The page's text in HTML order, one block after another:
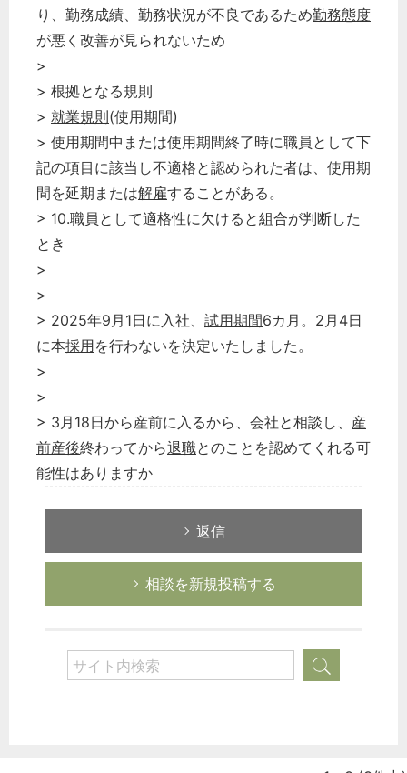
り、勤務成績、勤務状況が不良であるため勤務態度
が悪く改善が見られないため
>
> 根拠となる規則
> 就業規則(使用期間)
> 使用期間中または使用期間終了時に職員として下
記の項目に該当し不適格と認められた者は、使用期
間を延期または解雇することがある。
> 10.職員として適格性に欠けると組合が判断した
とき
>
>
> 2025年9月1日に入社、 試用期間6カ月。2月4日
に本採用を行わないを決定いたしました。
>
>
> 3月18日から産前に入るから、会社と相談し、 産
前産後終わってから退職とのことを認めてくれる可
能性はありますか
返信
相談を新規投稿する
選択してください